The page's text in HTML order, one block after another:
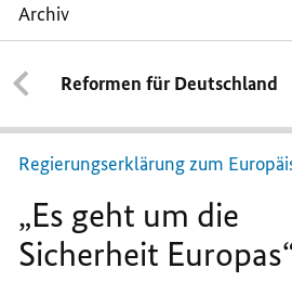
Archiv
„Es
geht
um
die
Sicherheit
Europas“
Reformen für Deutschland
Regierungserklärung zum
„Es geht um die
Sicherheit